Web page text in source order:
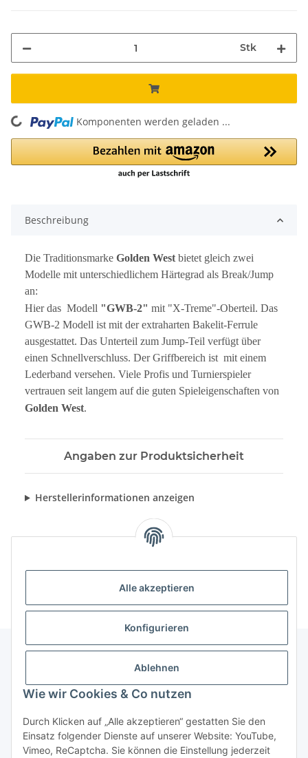
Alle akzeptieren
Konfigurieren
Ablehnen
Wie wir Cookies & Co nutzen
Durch Klicken auf „Alle akzeptieren“ gestatten Sie den
Einsatz folgender Dienste auf unserer Website: YouTube,
Vimeo, ReCaptcha. Sie können die Einstellung jederzeit
Stk
Loading... Komponenten werden geladen ...
Beschreibung
Die Traditionsmarke Golden West bietet gleich zwei
Modelle mit unterschiedlichem Härtegrad als Break/Jump
an:
Hier das Modell "GWB-2" mit "X-Treme"-Oberteil. Das
GWB-2 Modell ist mit der extraharten Bakelit-Ferrule
ausgestattet. Das Unterteil zum Jump-Teil verfügt über
einen Schnellverschluss. Der Griffbereich ist mit einem
Lederband versehen. Viele Profis und Turnierspieler
vertrauen seit langem auf die guten Spieleigenschaften von
Golden West.
Angaben zur Produktsicherheit
Herstellerinformationen anzeigen
Gesetzliche Informationen